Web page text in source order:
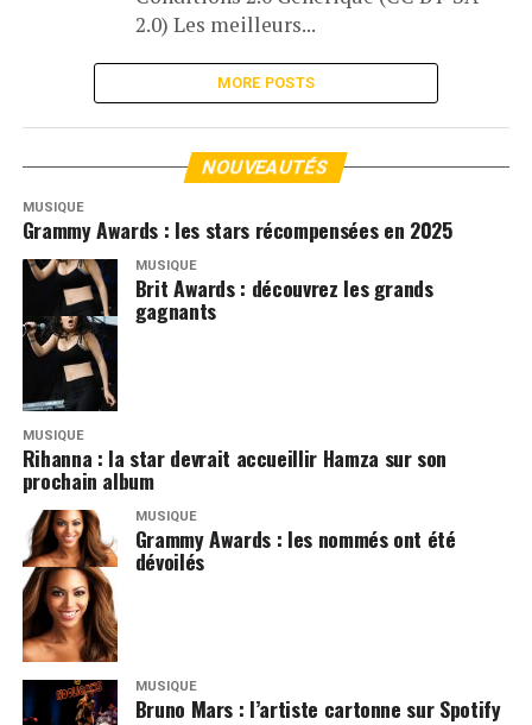
2.0) Les meilleurs...
MORE POSTS
NOUVEAUTÉS
MUSIQUE
Grammy Awards : les stars récompensées en 2025
MUSIQUE
Brit Awards : découvrez les grands
gagnants
MUSIQUE
Rihanna : la star devrait accueillir Hamza sur son
prochain album
MUSIQUE
Grammy Awards : les nommés ont été
dévoilés
MUSIQUE
Bruno Mars : l’artiste cartonne sur Spotify